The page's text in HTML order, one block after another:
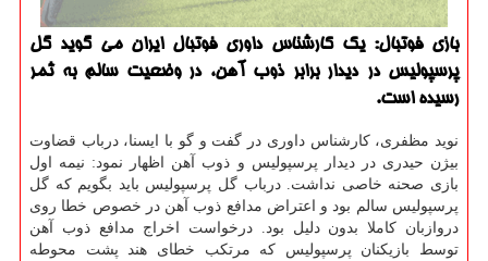
بازی فوتبال: یک کارشناس داوری فوتبال ایران می گوید گل
پرسپولیس در دیدار برابر ذوب آهن، در وضعیت سالم به ثمر
رسیده است.
نوید مظفری، کارشناس داوری در گفت و گو با ایسنا، درباب قضاوت
بیژن حیدری در دیدار پرسپولیس و ذوب آهن اظهار نمود: نیمه اول
بازی صحنه خاصی نداشت. درباب گل پرسپولیس باید بگویم که گل
پرسپولیس سالم بود و اعتراض مدافع ذوب آهن در خصوص خطا روی
دروازبان کاملا بدون دلیل بود. درخواست اخراج مدافع ذوب آهن
توسط بازیکنان پرسپولیس که مرتکب خطای هند پشت محوطه